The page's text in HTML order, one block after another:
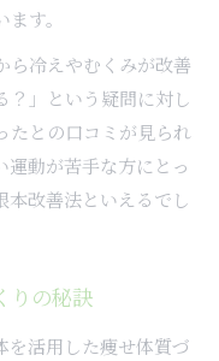
と整体の活用法
イント解説
実践ポイント
す生活習慣とは
わせが大切な理由
つ整体の受け方
功の道筋
す。
ら冷えやむくみが改善
？」という疑問に対し
たとの口コミが見られ
運動が苦手な方にとっ
本改善法といえるでし
りの秘訣
を活用した痩せ体質づ